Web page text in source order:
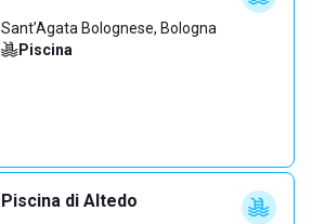
Sant’Agata Bolognese, Bologna
Piscina
Piscina di Altedo